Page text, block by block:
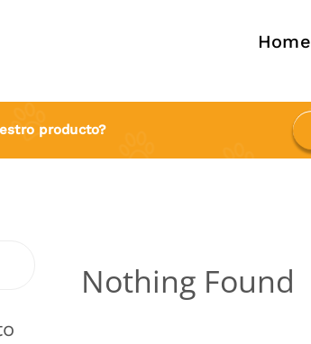
Home
producto?
Nothing Found